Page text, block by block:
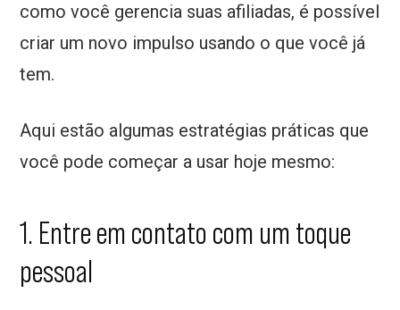
como você gerencia suas afiliadas, é possível
criar um novo impulso usando o que você já
tem.
Aqui estão algumas estratégias práticas que
você pode começar a usar hoje mesmo:
1. Entre em contato com um toque
pessoal